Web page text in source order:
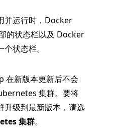
并运行时，Docker
的状态栏以及 Docker
状态栏。
在新版本更新后不会
集群。要将
级到最新版本，请选
集群。